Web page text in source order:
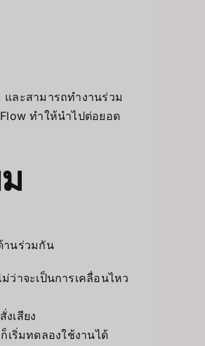
ละสามารถทำงานร่วม
ทำให้นำไปต่อยอด
านร่วมกัน
าจะเป็นการเคลื่อนไหว
เสียง
เริ่มทดลองใช้งานได้